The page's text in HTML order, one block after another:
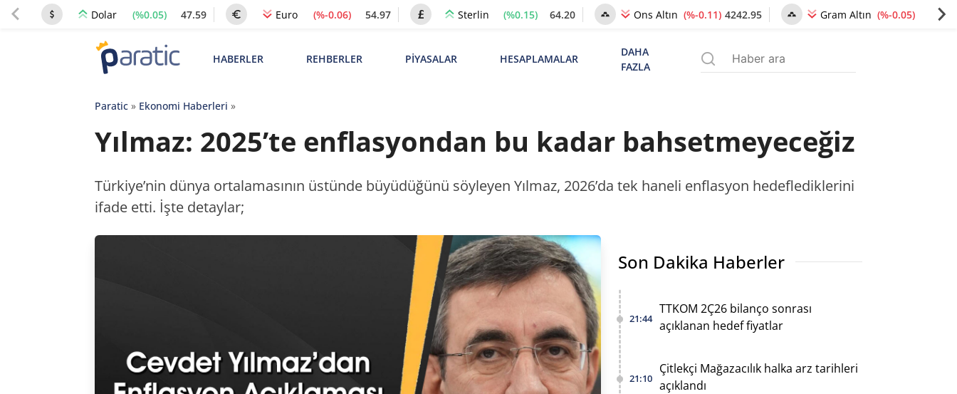
Dolar (%0.05) 47.59 Euro (%-0.06) 54.97 Sterlin (%0.15) 64.20 Ons Altın (%-0.11) 4242.95 Gram Altın (%-0.05) 6492.84
HABERLER REHBERLER PİYASALAR HESAPLAMALAR
DAHA
FAZLA
Paratic» Ekonomi Haberleri »
Yılmaz: 2025’te enflasyondan bu kadar bahsetmeyeceğiz
Türkiye’nin dünya ortalamasının üstünde büyüdüğünü söyleyen Yılmaz, 2026’da tek haneli enflasyon hedeflediklerini
ifade etti. İşte detaylar;
Son Dakika Haberler
21:44
TTKOM 2Ç26 bilanço sonrası
açıklanan hedef fiyatlar
21:10
Çitlekçi Mağazacılık halka arz tarihleri
açıklandı